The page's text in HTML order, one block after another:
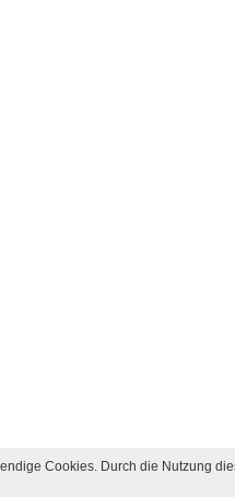
Cookies. Durch die Nutzung